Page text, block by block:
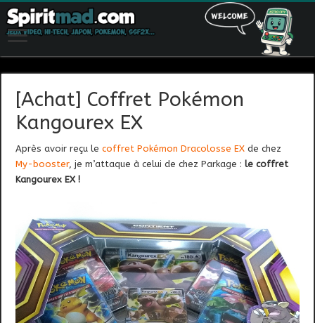
[Achat] Coffret Pokémon
Kangourex EX
Après avoir reçu lecoffret Pokémon Dracolosse EX de chez
My-booster, je m’attaque à celui de chez Parkage :le coffret
Kangourex EX !